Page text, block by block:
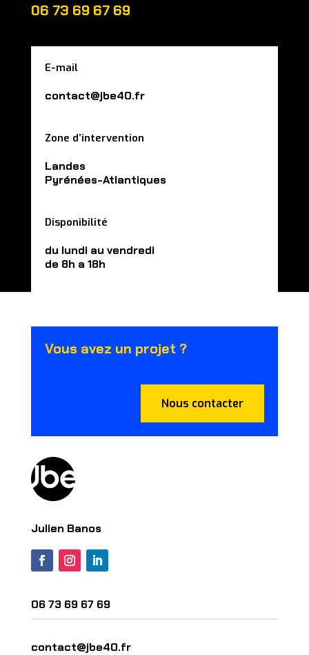
06 73 69 67 69
E-mail
contact@jbe40.fr
Zone d’intervention
Landes
Pyrénées-Atlantiques
Disponibilité
du lundi au vendredi
de 8h a 18h
Vous avez un projet ?
Nous contacter
Julien Banos
06 73 69 67 69
contact@jbe40.fr